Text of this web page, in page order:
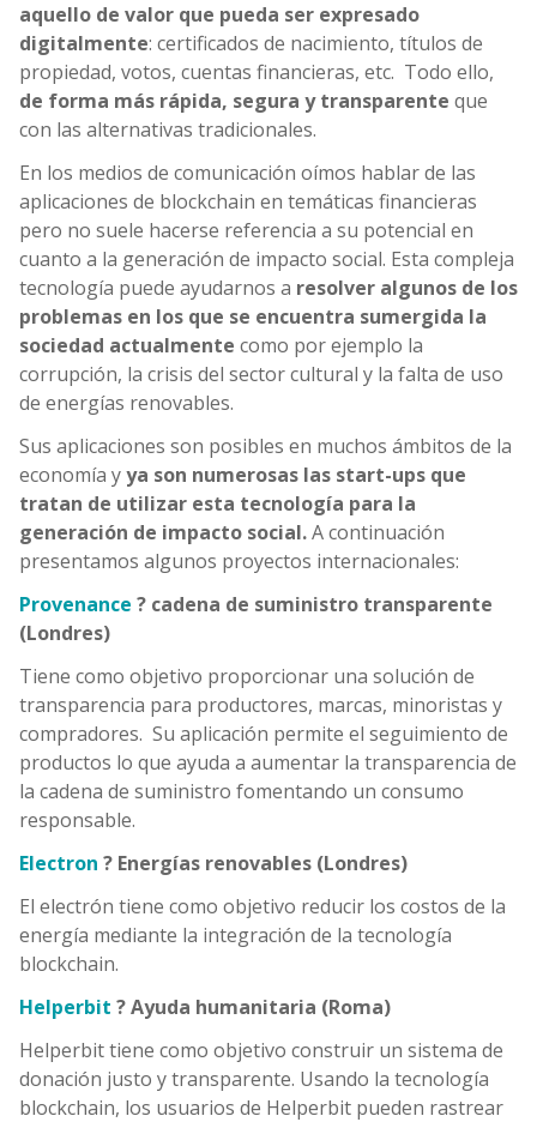
aquello de valor que pueda ser expresado
digitalmente: certificados de nacimiento, títulos de
propiedad, votos, cuentas financieras, etc. Todo ello,
de forma más rápida, segura y transparente que
con las alternativas tradicionales.
En los medios de comunicación oímos hablar de las
aplicaciones de blockchain en temáticas financieras
pero no suele hacerse referencia a su potencial en
cuanto a la generación de impacto social. Esta compleja
tecnología puede ayudarnos a resolver algunos de los
problemas en los que se encuentra sumergida la
sociedad actualmente como por ejemplo la
corrupción, la crisis del sector cultural y la falta de uso
de energías renovables.
Sus aplicaciones son posibles en muchos ámbitos de la
economía yya son numerosas las start-ups que
tratan de utilizar esta tecnología para la
generación de impacto social.A continuación
presentamos algunos proyectos internacionales:
Provenance ? cadena de suministro transparente
(Londres)
Tiene como objetivo proporcionar una solución de
transparencia para productores, marcas, minoristas y
compradores. Su aplicación permite el seguimiento de
productos lo que ayuda a aumentar la transparencia de
la cadena de suministro fomentando un consumo
responsable.
Electron ? Energías renovables (Londres)
El electrón tiene como objetivo reducir los costos de la
energía mediante la integración de la tecnología
blockchain.
Helperbit ? Ayuda humanitaria (Roma)
Helperbit tiene como objetivo construir un sistema de
donación justo y transparente. Usando la tecnología
blockchain, los usuarios de Helperbit pueden rastrear